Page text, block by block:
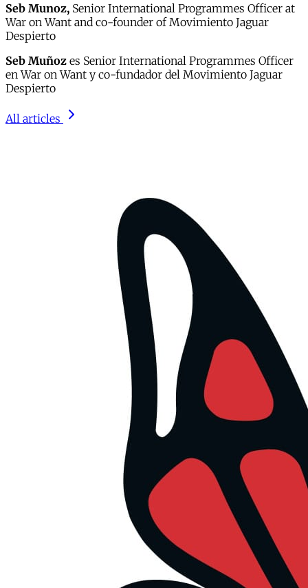
Seb Munoz, Senior International Programmes Officer at
War on Want and co-founder of Movimiento Jaguar
Despierto
Seb Muñoz es Senior International Programmes Officer
en War on Want y co-fundador del Movimiento Jaguar
Despierto
All articles